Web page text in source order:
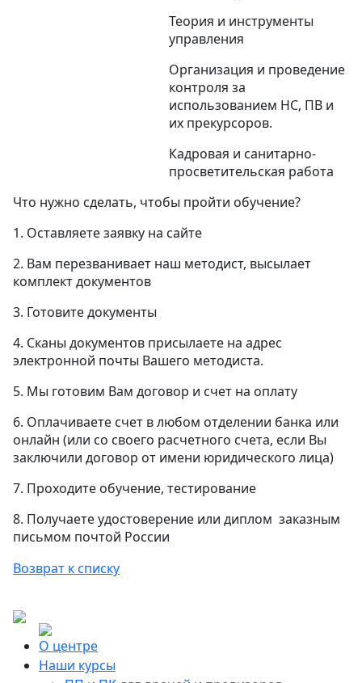
Теория и инструменты
управления
Организация и проведение
контроля за
использованием НС, ПВ и
их прекурсоров.
Кадровая и санитарно-
просветительская работа
Что нужно сделать, чтобы пройти обучение?
1. Оставляете заявку на сайте
2. Вам перезванивает наш методист, высылает
комплект документов
3. Готовите документы
4. Сканы документов присылаете на адрес
электронной почты Вашего методиста.
5. Мы готовим Вам договор и счет на оплату
6. Оплачиваете счет в любом отделении банка или
онлайн (или со своего расчетного счета, если Вы
заключили договор от имени юридического лица)
7. Проходите обучение, тестирование
8. Получаете удостоверение или диплом заказным
письмом почтой России
Возврат к списку
О центре
Наши курсы